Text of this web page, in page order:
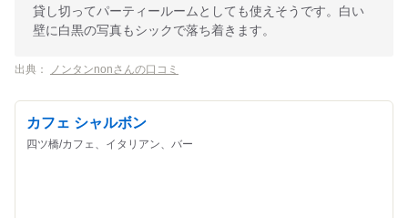
貸し切ってパーティールームとしても使えそうです。白い
壁に白黒の写真もシックで落ち着きます。
出典： ノンタンnonさんの口コミ
カフェ シャルボン
四ツ橋/カフェ、イタリアン、バー